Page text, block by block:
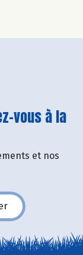
vous à la
et nos